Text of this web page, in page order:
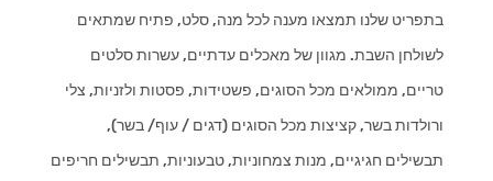
בתפריט שלנו תמצאו מענה לכל מנה, סלט, פתיח שמתאים
לשולחן השבת. מגוון של מאכלים עדתיים, עשרות סלטים
טריים, ממולאים מכל הסוגים, פשטידות, פסטות ולזניות, צלי
ורולדות בשר, קציצות מכל הסוגים (דגים / עוף/ בשר),
תבשילים חגיגיים, מנות צמחוניות, טבעוניות, תבשילים חריפים